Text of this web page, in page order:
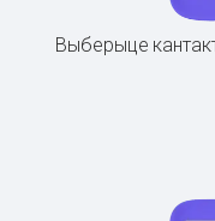
Выберыце